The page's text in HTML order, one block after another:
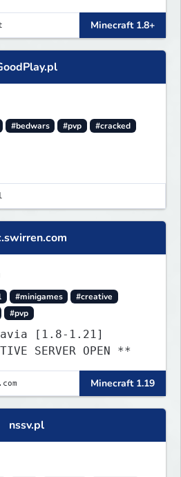
Minecraft 1.8+
#bedwars #pvp
#cracked
#minigames
#creative
#pvp
[1.8-1.21]
SERVER OPEN **
Minecraft 1.19
nssv.pl